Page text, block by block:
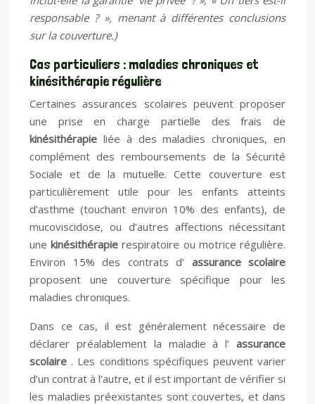
responsable ? », menant à différentes conclusions
sur la couverture.)
Cas particuliers : maladies chroniques et
kinésithérapie régulière
Certaines assurances scolaires peuvent proposer
une prise en charge partielle des frais de
kinésithérapie liée à des maladies chroniques, en
complément des remboursements de la Sécurité
Sociale et de la mutuelle. Cette couverture est
particulièrement utile pour les enfants atteints
d’asthme (touchant environ 10% des enfants), de
mucoviscidose, ou d’autres affections nécessitant
unekinésithérapierespiratoire ou motrice régulière.
Environ 15% des contrats d’ assurance scolaire
proposent une couverture spécifique pour les
maladies chroniques.
Dans ce cas, il est généralement nécessaire de
déclarer préalablement la maladie à l’ assurance
scolaire . Les conditions spécifiques peuvent varier
d’un contrat à l’autre, et il est important de vérifier si
les maladies préexistantes sont couvertes, et dans